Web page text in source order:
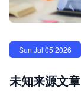
Sun Jul 05 2026
未知来源文章